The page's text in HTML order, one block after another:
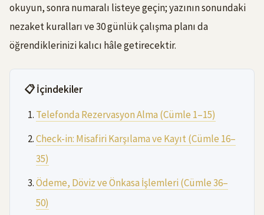
okuyun, sonra numaralı listeye geçin; yazının sonundaki
nezaket kuralları ve 30 günlük çalışma planı da
öğrendiklerinizi kalıcı hâle getirecektir.
📋 İçindekiler
Telefonda Rezervasyon Alma (Cümle 1–15)
Check-in: Misafiri Karşılama ve Kayıt (Cümle 16–
35)
Ödeme, Döviz ve Önkasa İşlemleri (Cümle 36–
50)